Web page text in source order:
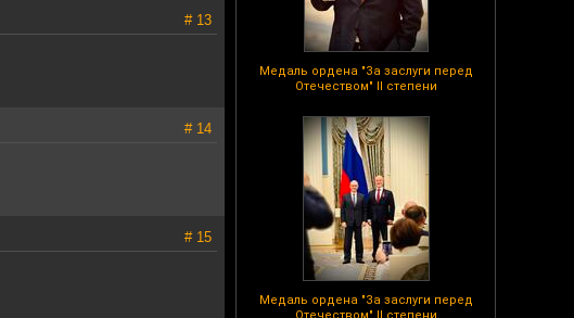
Медаль ордена "За заслуги перед
Отечеством" II степени
Медаль ордена "За заслуги перед
# 13
# 14
# 15